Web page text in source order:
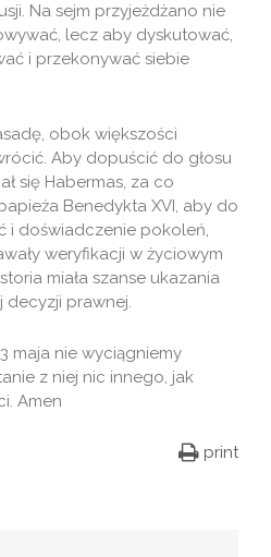
Na sejm przyjeżdżano nie
lecz aby dyskutować,
i przekonywać siebie
obok większości
Aby dopuścić do głosu
się Habermas, za co
Benedykta XVI, aby do
i doświadczenie pokoleń,
weryfikacji w życiowym
miała szanse ukazania
decyzji prawnej.
maja nie wyciągniemy
z niej nic innego, jak
Amen
print